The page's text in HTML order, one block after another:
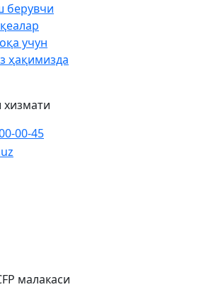
берувчи
учун
ҳақимизда
хизмати
00-45
малакаси